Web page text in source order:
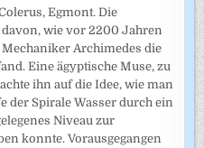
Egmont. Die
wie vor 2200 Jahren
Archimedes die
Eine ägyptische Muse, zu
ihn auf die Idee, wie man
Spirale Wasser durch ein
Niveau zur
konnte. Vorausgegangen